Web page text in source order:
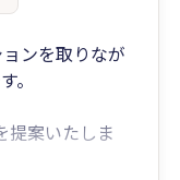
ンを取りなが
。
提案いたしま